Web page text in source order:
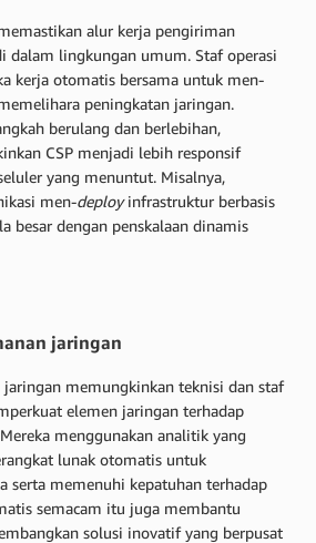
alur kerja pengiriman
dalam lingkungan umum. Staf operasi
kerja otomatis bersama untuk men-
peningkatan jaringan.
berulang dan berlebihan,
CSP menjadi lebih responsif
yang menuntut. Misalnya,
men-deployinfrastruktur berbasis
besar dengan penskalaan dinamis
jaringan
memungkinkan teknisi dan staf
elemen jaringan terhadap
menggunakan analitik yang
lunak otomatis untuk
serta memenuhi kepatuhan terhadap
semacam itu juga membantu
solusi inovatif yang berpusat